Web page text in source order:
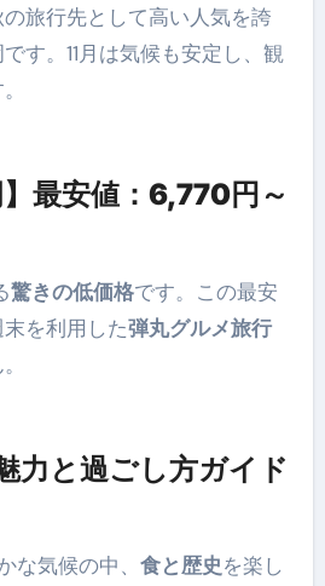
旅行先として高い人気を誇
す。11月は気候も安定し、観
】最安値：6,770円～
驚きの低価格です。この最安
を利用した弾丸グルメ旅行
力と過ごし方ガイド
な気候の中、 食と歴史を楽し